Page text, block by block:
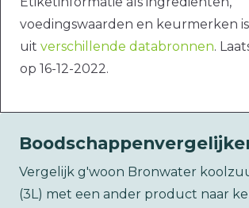
voedingswaarden en keurmerken
uit verschillende databronnen.
op 16-12-2022.
Vergelijk g'woon Bronwater
(3L) met een ander product naar